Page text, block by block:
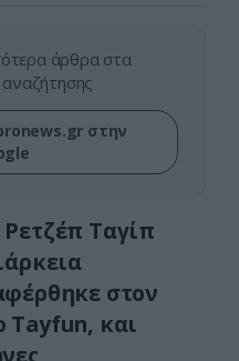
άρθρα στα
στην
Ρετζέπ Ταγίπ
στον
Tayfun, και